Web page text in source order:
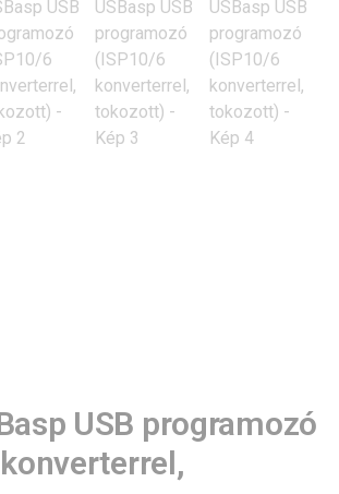
USB programozó